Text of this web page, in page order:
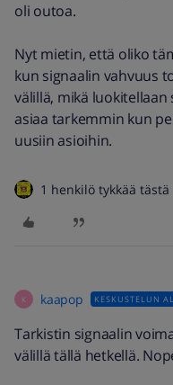
oli outoa.
Nyt mietin, että oliko
kun signaalin vahvuus
välillä, mikä luokitellaan
asiaa tarkemmin kun
uusiin asioihin.
1 henkilö tykkää tästä
K kaapop KESKUSTELUN
Tarkistin signaalin
välillä tällä hetkellä.